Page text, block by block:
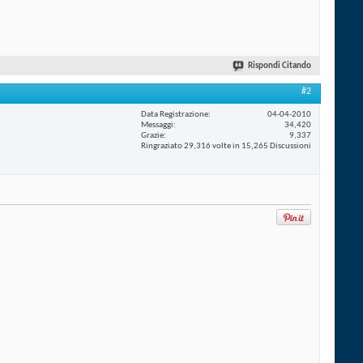
Rispondi Citando
#2
Data Registrazione
04-04-2010
Messaggi
34,420
Grazie
9,337
Ringraziato 29,316 volte in 15,265 Discussioni